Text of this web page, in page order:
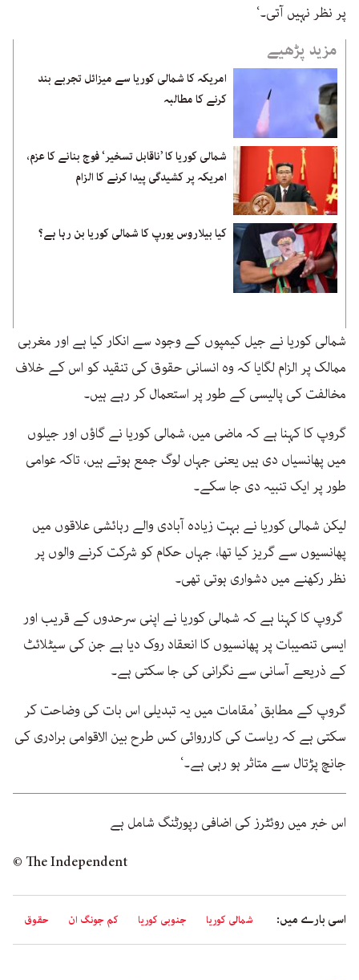
پر نظر نہیں آتی۔‘
مزید پڑھیے
امریکہ کا شمالی کوریا سے میزائل تجربے بند
کرنے کا مطالبہ
شمالی کوریا کا ’ناقابل تسخیر‘ فوج بنانے کا عزم،
امریکہ پر کشیدگی پیدا کرنے کا الزام
کیا بیلاروس یورپ کا شمالی کوریا بن رہا ہے؟
شمالی کوریا نے جیل کیمپوں کے وجود سے انکار کیا ہے اور مغربی
ممالک پر الزام لگایا کہ وہ انسانی حقوق کی تنقید کو اس کے خلاف
مخالفت کی پالیسی کے طور پر استعمال کر رہے ہیں۔
گروپ کا کہنا ہے کہ ماضی میں، شمالی کوریا نے گاؤں اور جیلوں
میں پھانسیاں دی ہیں یعنی جہاں لوگ جمع ہوتے ہیں، تاکہ عوامی
طور پر ایک تنبیہ دی جا سکے۔
لیکن شمالی کوریا نے بہت زیادہ آبادی والے رہائشی علاقوں میں
پھانسیوں سے گریز کیا تھا، جہاں حکام کو شرکت کرنے والوں پر
نظر رکھنے میں دشواری ہوتی تھی۔
گروپ کا کہنا ہے کہ شمالی کوریا نے اپنی سرحدوں کے قریب اور
ایسی تنصیبات پر پھانسیوں کا انعقاد روک دیا ہے جن کی سیٹلائٹ
کے ذریعے آسانی سے نگرانی کی جا سکتی ہے۔
گروپ کے مطابق ’مقامات میں یہ تبدیلی اس بات کی وضاحت کر
سکتی ہے کہ ریاست کی کارروائی کس طرح بین الاقوامی برادری کی
جانچ پڑتال سے متاثر ہو رہی ہے۔‘
اس خبر میں روئٹرز کی اضافی رپورٹنگ شامل ہے
© The Independent
اسی بارے میں: شمالی کوریا جنوبی کوریا کم جونگ ان حقوق